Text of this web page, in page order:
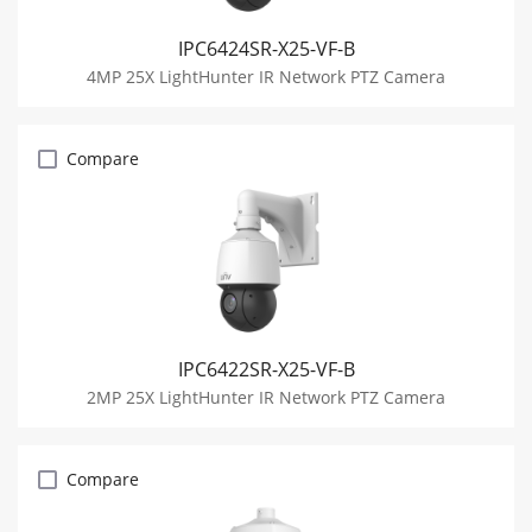
IPC6424SR-X25-VF-B
4MP 25X LightHunter IR Network PTZ Camera
Compare
IPC6422SR-X25-VF-B
2MP 25X LightHunter IR Network PTZ Camera
Compare